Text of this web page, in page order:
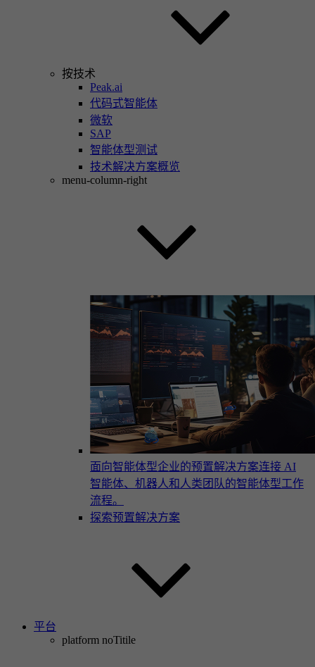
按技术
Peak.ai
代码式智能体
微软
SAP
智能体型测试
技术解决方案概览
menu-column-right
面向智能体型企业的预置解决方案连接 AI
智能体、机器人和人类团队的智能体型工作
流程。
探索预置解决方案
平台
platform noTitile